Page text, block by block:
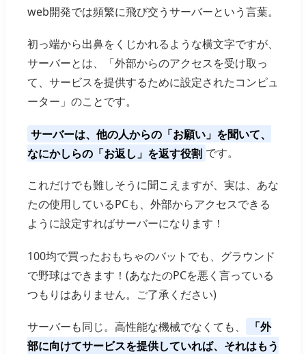
web開発では頻繁に飛び交うサーバーという言葉。
初っ端から出鼻をくじかれるような横文字ですが、
サーバーとは、「外部からのアクセスを受け取っ
て、サービスを提供するために設定されたコンピュ
ーター」のことです。
サーバーは、他の人からの「お願い」を聞いて、
なにかしらの「お返し」を返す役割 です。
これだけでも難しそうに聞こえますが、実は、あな
たの使用しているPCも、外部からアクセスできる
ように設定すればサーバーになります！
100均で買ったおもちゃのバットでも、グラウンド
で野球はできます！(あなたのPCを悪く言っている
つもりはありません。ご了承ください)
サーバーも同じ。高性能な機械でなくても、
「外
部に向けてサービスを提供していれば、それはもう